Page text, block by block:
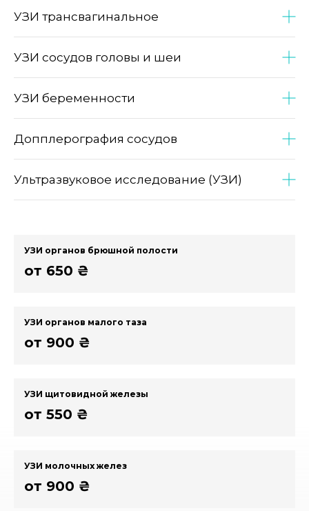
УЗИ трансвагинальное
УЗИ сосудов головы и шеи
УЗИ беременности
Допплерография сосудов
Ультразвуковое исследование (УЗИ)
УЗИ органов брюшной полости
от 650 ₴
УЗИ органов малого таза
от 900 ₴
УЗИ щитовидной железы
от 550 ₴
УЗИ молочных желез
от 900 ₴